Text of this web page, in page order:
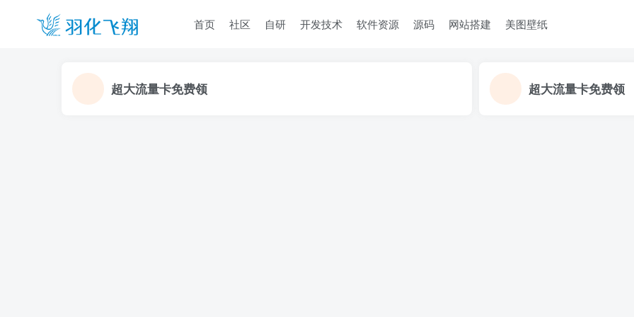
首页 社区 自研 开发技术 软件资源 源码 网站搭建 美图壁纸
超大流量卡免费领 超大流量卡免费领